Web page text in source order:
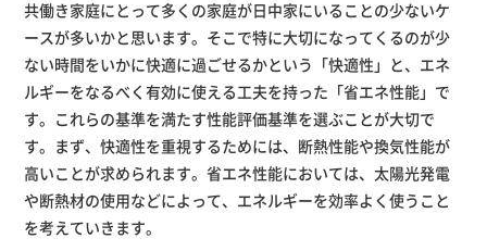
共働き家庭にとって多くの家庭が日中家にいることの少ないケ
ースが多いかと思います。そこで特に大切になってくるのが少
ない時間をいかに快適に過ごせるかという「快適性」と、エネ
ルギーをなるべく有効に使える工夫を持った「省エネ性能」で
す。これらの基準を満たす性能評価基準を選ぶことが大切で
す。まず、快適性を重視するためには、断熱性能や換気性能が
高いことが求められます。省エネ性能においては、太陽光発電
や断熱材の使用などによって、エネルギーを効率よく使うこと
を考えていきます。